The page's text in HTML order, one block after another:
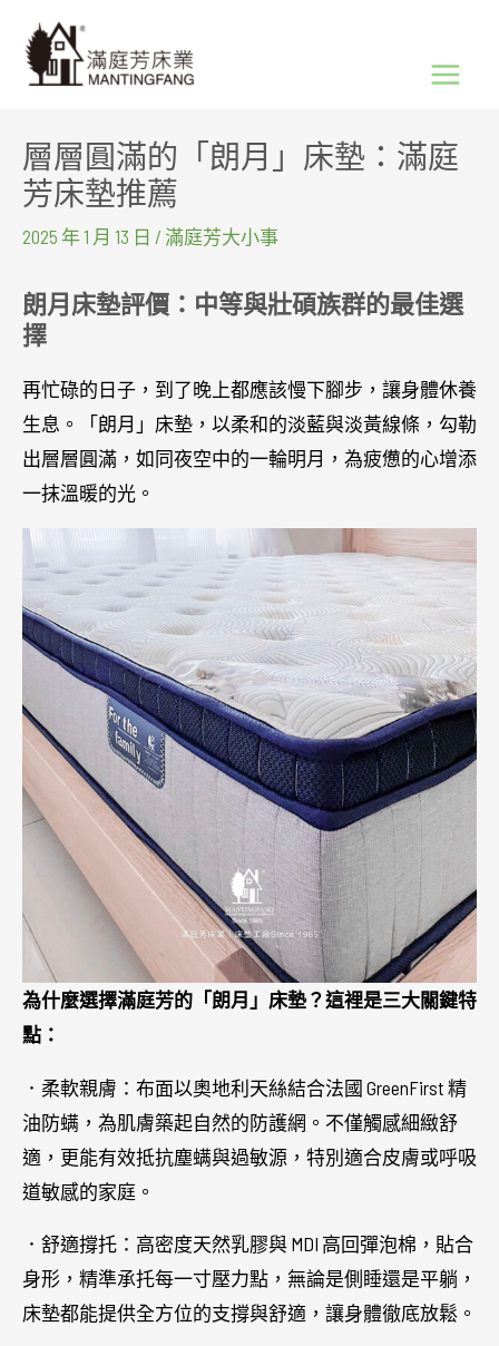
Menu
層層圓滿的「朗月」床墊：滿庭
芳床墊推薦
2025 年 1 月 13 日 / 滿庭芳大小事
朗月床墊評價：中等與壯碩族群的最佳選
擇
再忙碌的日子，到了晚上都應該慢下腳步，讓身體休養
生息。「朗月」床墊，以柔和的淡藍與淡黃線條，勾勒
出層層圓滿，如同夜空中的一輪明月，為疲憊的心增添
一抹溫暖的光。
為什麼選擇滿庭芳的「朗月」床墊？這裡是三大關鍵特
點：
．柔軟親膚：布面以奧地利天絲結合法國 GreenFirst 精
油防螨，為肌膚築起自然的防護網。不僅觸感細緻舒
適，更能有效抵抗塵螨與過敏源，特別適合皮膚或呼吸
道敏感的家庭。
．舒適撐托：高密度天然乳膠與 MDI 高回彈泡棉，貼合
身形，精準承托每一寸壓力點，無論是側睡還是平躺，
床墊都能提供全方位的支撐與舒適，讓身體徹底放鬆。